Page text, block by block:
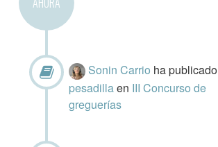
Sonin Carrio ha publicado
pesadillaen III Concurso de
greguerías